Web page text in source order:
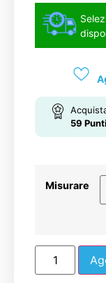
59 Punti
Misurare